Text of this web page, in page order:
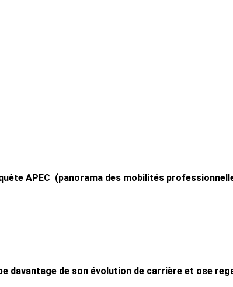
APEC (panorama des mobilités
davantage de son évolution de carrière et ose